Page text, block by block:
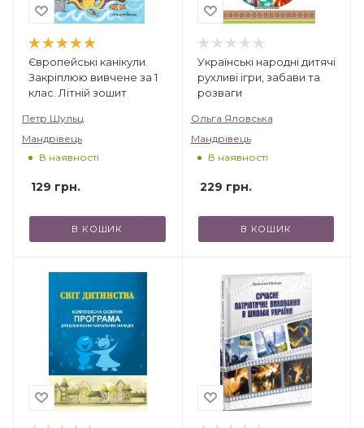
Європейські канікули.
Закріплюю вивчене за 1
клас. Літній зошит
Петр Шульц
Мандрівець
В наявності
129 грн.
В КОШИК
Українські народні дитячі
рухливі ігри, забави та
розваги
Ольга Яловська
Мандрівець
В наявності
229 грн.
В КОШИК